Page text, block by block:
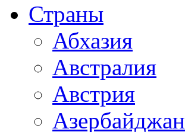
Страны
Абхазия
Австралия
Австрия
Азербайджан